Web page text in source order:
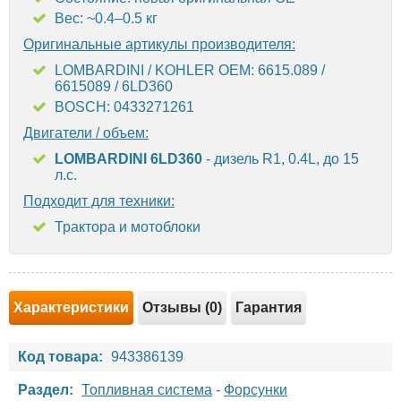
Вес: ~0.4–0.5 кг
Оригинальные артикулы производителя:
LOMBARDINI / KOHLER OEM: 6615.089 /
6615089 / 6LD360
BOSCH: 0433271261
Двигатели / объем:
LOMBARDINI 6LD360 - дизель R1, 0.4L, до 15
л.с.
Подходит для техники:
Трактора и мотоблоки
Характеристики Отзывы (0) Гарантия
Код товара: 943386139
Раздел: Топливная система - Форсунки